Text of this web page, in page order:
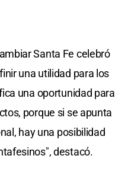
Santa Fe celebró
una utilidad para los
una oportunidad para
porque si se apunta
hay una posibilidad
destacó.